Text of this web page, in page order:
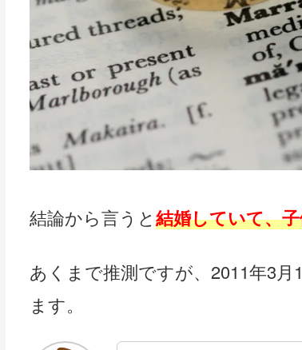
結論から言うと結婚していて、
あくまで推測ですが、2011年3
ます。